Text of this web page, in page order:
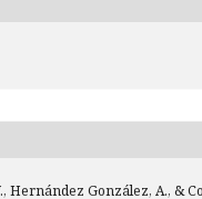
Hernández González, A., &